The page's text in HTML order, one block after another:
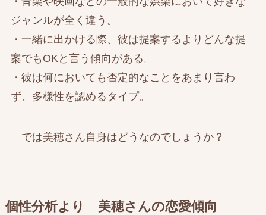
ジャンルが全く違う。
・一緒に出かける際、彼は提案するよりどんな提
案でもOKと言う傾向がある。
・彼は何においても否定的なことをあまり言わ
ず、多様性を認めるタイプ。
では美穂さん自身はどうなのでしょうか？
個性分析より 美穂さんの恋愛傾向